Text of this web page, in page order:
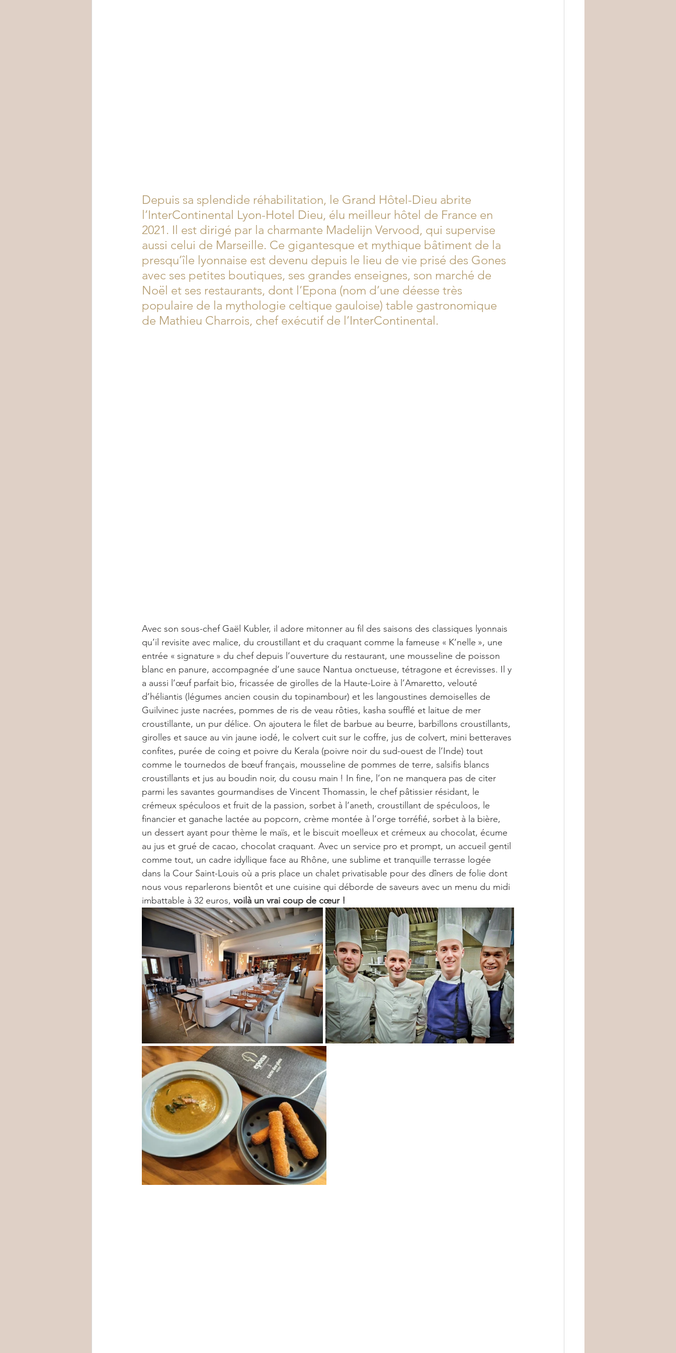
Depuis sa splendide réhabilitation, le Grand Hôtel-Dieu abrite
l’InterContinental Lyon-Hotel Dieu, élu meilleur hôtel de France en
2021. Il est dirigé par la charmante Madelijn Vervood, qui supervise
aussi celui de Marseille. Ce gigantesque et mythique bâtiment de la
presqu’île lyonnaise est devenu depuis le lieu de vie prisé des Gones
avec ses petites boutiques, ses grandes enseignes, son marché de
Noël et ses restaurants, dont l’Epona (nom d’une déesse très
populaire de la mythologie celtique gauloise) table gastronomique
de Mathieu Charrois, chef exécutif de l’InterContinental.
Avec son sous-chef Gaël Kubler, il adore mitonner au fil des saisons des classiques lyonnais
qu’il revisite avec malice, du croustillant et du craquant comme la fameuse « K’nelle », une
entrée « signature » du chef depuis l’ouverture du restaurant, une mousseline de poisson
blanc en panure, accompagnée d’une sauce Nantua onctueuse, tétragone et écrevisses. Il y
a aussi l’œuf parfait bio, fricassée de girolles de la Haute-Loire à l’Amaretto, velouté
d’héliantis (légumes ancien cousin du topinambour) et les langoustines demoiselles de
Guilvinec juste nacrées, pommes de ris de veau rôties, kasha soufflé et laitue de mer
croustillante, un pur délice. On ajoutera le filet de barbue au beurre, barbillons croustillants,
girolles et sauce au vin jaune iodé, le colvert cuit sur le coffre, jus de colvert, mini betteraves
confites, purée de coing et poivre du Kerala (poivre noir du sud-ouest de l’Inde) tout
comme le tournedos de bœuf français, mousseline de pommes de terre, salsifis blancs
croustillants et jus au boudin noir, du cousu main ! In fine, l’on ne manquera pas de citer
parmi les savantes gourmandises de Vincent Thomassin, le chef pâtissier résidant, le
crémeux spéculoos et fruit de la passion, sorbet à l’aneth, croustillant de spéculoos, le
financier et ganache lactée au popcorn, crème montée à l’orge torréfié, sorbet à la bière,
un dessert ayant pour thème le maïs, et le biscuit moelleux et crémeux au chocolat, écume
au jus et grué de cacao, chocolat craquant. Avec un service pro et prompt, un accueil gentil
comme tout, un cadre idyllique face au Rhône, une sublime et tranquille terrasse logée
dans la Cour Saint-Louis où a pris place un chalet privatisable pour des dîners de folie dont
nous vous reparlerons bientôt et une cuisine qui déborde de saveurs avec un menu du midi
imbattable à 32 euros, voilà un vrai coup de cœur !